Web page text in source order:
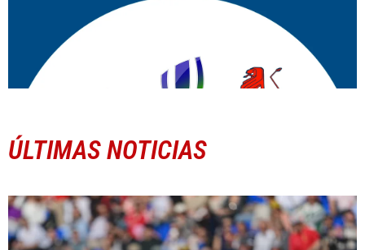
ÚLTIMAS NOTICIAS